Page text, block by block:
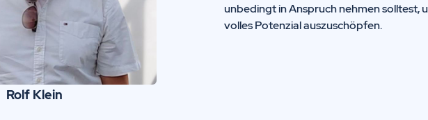
Rolf Klein
unbedingt in Anspruch nehmen solltest,
volles Potenzial auszuschöpfen.